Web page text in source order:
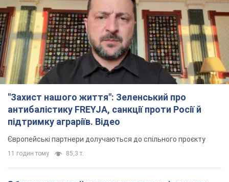
"Захист нашого життя": Зеленський про
антибалістику FREYJA, санкції проти Росії й
підтримку аграріїв. Відео
Європейські партнери долучаються до спільного проєкту
11 годин тому 85,3 т.